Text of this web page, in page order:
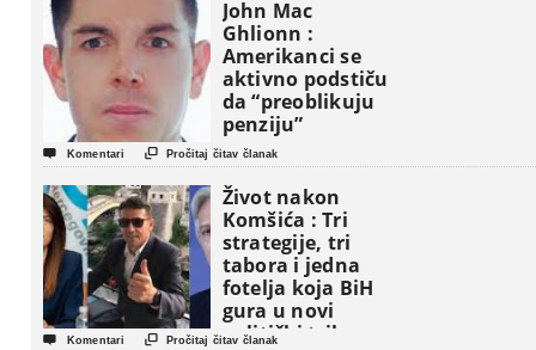
John Mac
Ghlionn :
Amerikanci se
aktivno podstiču
da “preoblikuju
penziju”
 Komentari  Pročitaj čitav članak
Život nakon
Komšića : Tri
strategije, tri
tabora i jedna
fotelja koja BiH
gura u novi
politički triler
 Komentari  Pročitaj čitav članak